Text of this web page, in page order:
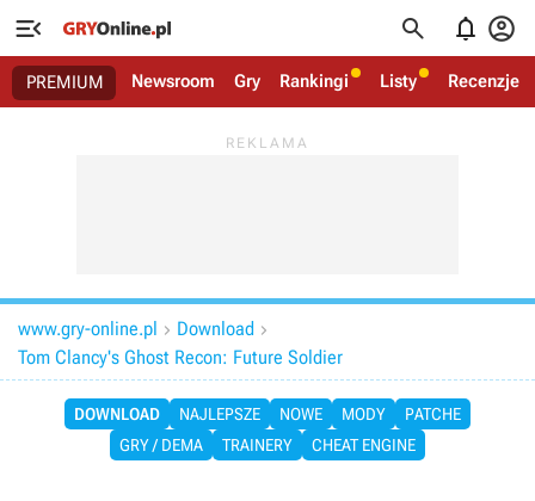
   
PREMIUM Newsroom Gry Rankingi Listy Recenzje
www.gry-online.pl  Download 
Tom Clancy's Ghost Recon: Future Soldier
DOWNLOAD NAJLEPSZE NOWE MODY
PATCHE
GRY / DEMA
TRAINERY CHEAT ENGINE